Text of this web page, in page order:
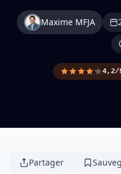
Maxime MFJA
4,2/
Partager